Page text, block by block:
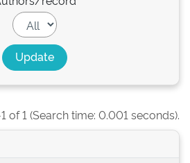
of 1 (Search time: 0.001 seconds).